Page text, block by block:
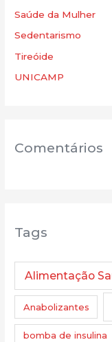
Saúde da Mulher
Sedentarismo
Tireóide
UNICAMP
Comentários
Tags
Alimentação
Anabolizantes
bomba de insulina